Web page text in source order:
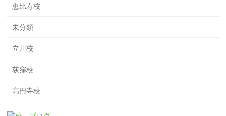
恵比寿校
未分類
立川校
荻窪校
高円寺校